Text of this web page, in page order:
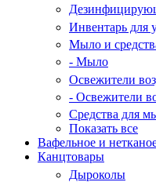
Инвентарь для
Мыло и
- Мыло
Освежители
- Освежители
Средства для
Показать все
Вафельное и
Канцтовары
Дыроколы